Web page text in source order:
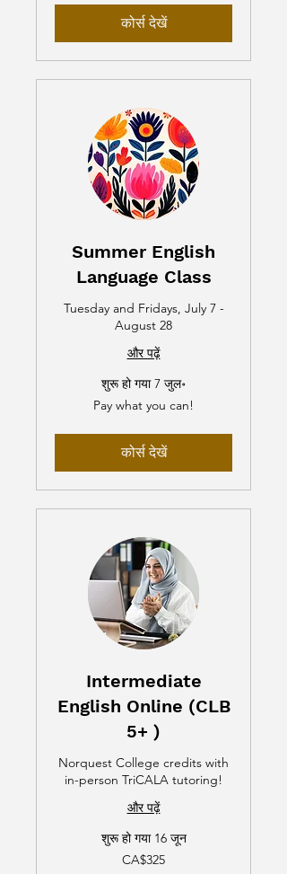
कोर्स देखें
Summer English
Language Class
Tuesday and Fridays, July 7 -
August 28
और पढ़ें
शुरू हो गया 7 जुल॰
Pay what you can!
कोर्स देखें
Intermediate
English Online (CLB
5+ )
Norquest College credits with
in-person TriCALA tutoring!
और पढ़ें
शुरू हो गया 16 जून
CA$325